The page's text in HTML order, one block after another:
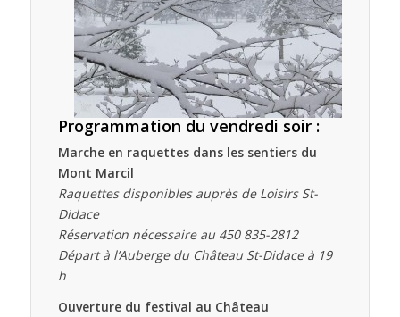
Programmation du vendredi soir :
Marche en raquettes dans les sentiers du
Mont Marcil
Raquettes disponibles auprès de Loisirs St-
Didace
Réservation nécessaire au 450 835-2812
Départ à l’Auberge du Château St-Didace à 19
h
Ouverture du festival au Château